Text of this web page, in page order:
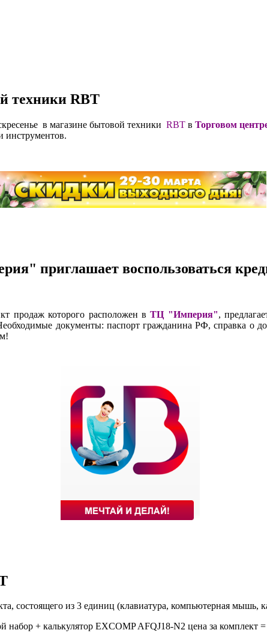
техники RBT
в магазине бытовой техники RBT в Торговом
инструментов.
приглашает воспользоваться
продаж которого расположен в ТЦ "Империя",
документы: паспорт гражданина РФ, справка о
состоящего из 3 единиц (клавиатура, компьютерная мышь,
+ калькулятор EXCOMP AFQJ18-N2 цена за комплект =